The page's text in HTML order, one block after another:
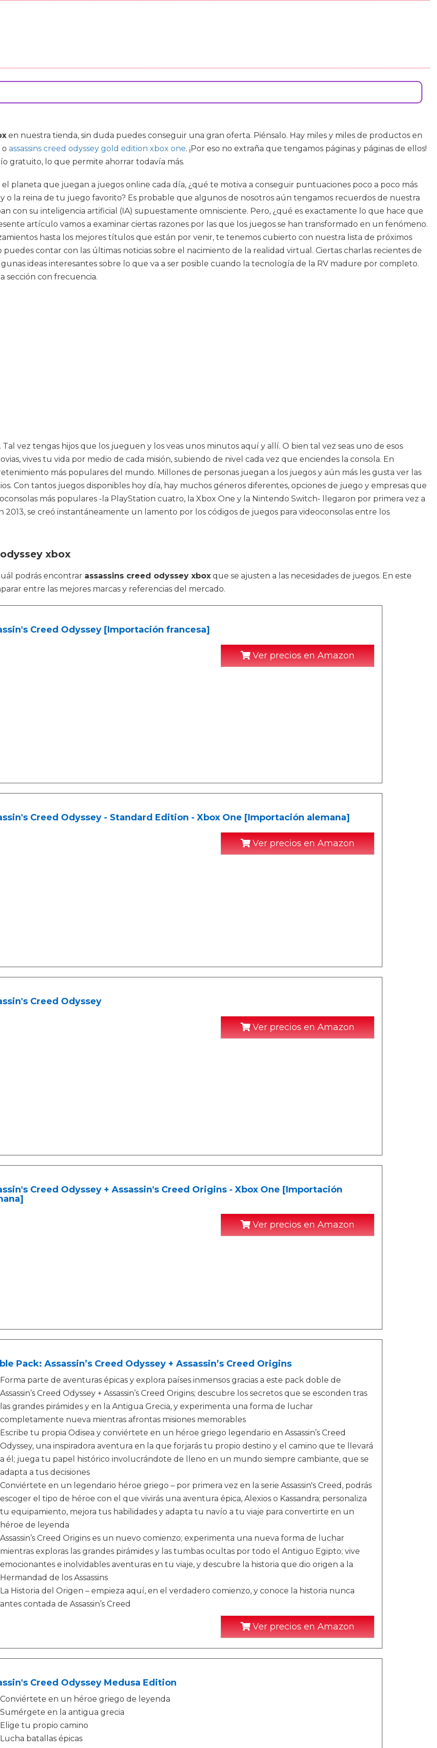
en nuestra tienda, sin duda puedes conseguir una gran oferta. Piénsalo. Hay miles y miles de productos en
o assassins creed odyssey gold edition xbox one. ¡Por eso no extraña que tengamos páginas y páginas de ellos!
gratuito, lo que permite ahorrar todavía más.
planeta que juegan a juegos online cada día, ¿qué te motiva a conseguir puntuaciones poco a poco más
o la reina de tu juego favorito? Es probable que algunos de nosotros aún tengamos recuerdos de nuestra
con su inteligencia artificial (IA) supuestamente omnisciente. Pero, ¿qué es exactamente lo que hace que
artículo vamos a examinar ciertas razones por las que los juegos se han transformado en un fenómeno.
hasta los mejores títulos que están por venir, te tenemos cubierto con nuestra lista de próximos
contar con las últimas noticias sobre el nacimiento de la realidad virtual. Ciertas charlas recientes de
ideas interesantes sobre lo que va a ser posible cuando la tecnología de la RV madure por completo.
sección con frecuencia.
vez tengas hijos que los jueguen y los veas unos minutos aquí y allí. O bien tal vez seas uno de esos
vives tu vida por medio de cada misión, subiendo de nivel cada vez que enciendes la consola. En
más populares del mundo. Millones de personas juegan a los juegos y aún más les gusta ver las
Con tantos juegos disponibles hoy día, hay muchos géneros diferentes, opciones de juego y empresas que
más populares -la PlayStation cuatro, la Xbox One y la Nintendo Switch- llegaron por primera vez a
se creó instantáneamente un lamento por los códigos de juegos para videoconsolas entre los
xbox
podrás encontrar assassins creed odyssey xbox que se ajusten a las necesidades de juegos. En este
entre las mejores marcas y referencias del mercado.
Creed Odyssey [Importación francesa]
Ver precios en Amazon
Creed Odyssey - Standard Edition - Xbox One [Importación alemana]
Ver precios en Amazon
Creed Odyssey
Ver precios en Amazon
Creed Odyssey + Assassin's Creed Origins - Xbox One [Importación
Ver precios en Amazon
Pack: Assassin’s Creed Odyssey + Assassin’s Creed Origins
Forma parte de aventuras épicas y explora países inmensos gracias a este pack doble de
Assassin’s Creed Odyssey + Assassin’s Creed Origins; descubre los secretos que se esconden tras
las grandes pirámides y en la Antigua Grecia, y experimenta una forma de luchar
completamente nueva mientras afrontas misiones memorables
Escribe tu propia Odisea y conviértete en un héroe griego legendario en Assassin’s Creed
Odyssey, una inspiradora aventura en la que forjarás tu propio destino y el camino que te llevará
a él; juega tu papel histórico involucrándote de lleno en un mundo siempre cambiante, que se
adapta a tus decisiones
Conviértete en un legendario héroe griego – por primera vez en la serie Assassin's Creed, podrás
escoger el tipo de héroe con el que vivirás una aventura épica, Alexios o Kassandra; personaliza
tu equipamiento, mejora tus habilidades y adapta tu navío a tu viaje para convertirte en un
héroe de leyenda
Assassin’s Creed Origins es un nuevo comienzo; experimenta una nueva forma de luchar
mientras exploras las grandes pirámides y las tumbas ocultas por todo el Antiguo Egipto; vive
emocionantes e inolvidables aventuras en tu viaje, y descubre la historia que dio origen a la
Hermandad de los Assassins
La Historia del Origen – empieza aquí, en el verdadero comienzo, y conoce la historia nunca
antes contada de Assassin’s Creed
Ver precios en Amazon
Creed Odyssey Medusa Edition
Conviértete en un héroe griego de leyenda
Sumérgete en la antigua grecia
Elige tu propio camino
Lucha batallas épicas